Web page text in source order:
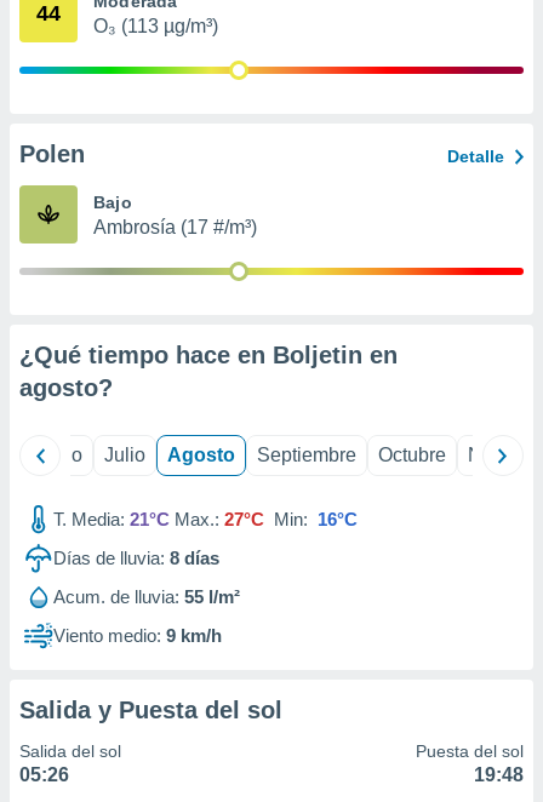
publicidad
de
1199
44
O₃ (113 µg/m³)
Polen Detalle
Bajo
Ambrosía (17 #/m³)
¿Qué tiempo hace en Boljetin en
agosto?
Junio Julio Agosto Septiembre Octubre
T. Media: 21°C Max.: 27°C Min: 16°C
Días de lluvia: 8 días
Acum. de lluvia: 55 l/m²
Viento medio: 9 km/h
Salida y Puesta del sol
Salida del sol
05:26
Puesta del sol
19:48